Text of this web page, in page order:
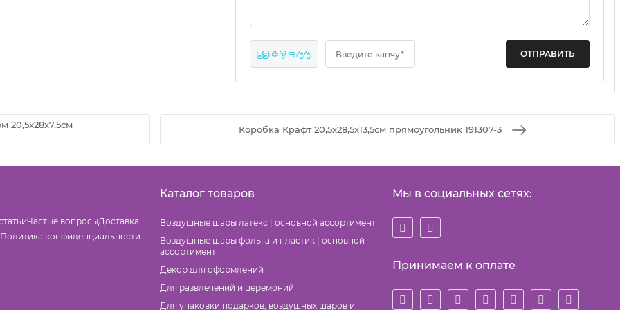
39 + ? = 44 Введите капчу*
20,5х28х7,5см Коробка Крафт 20,5х28,5х13,5см прямоугольник 191307-3
Частые вопросыДоставка
Политика конфиденциальности
Каталог товаров
Воздушные шары латекс | основной ассортимент
Воздушные шары фольга и пластик | основной
ассортимент
Декор для оформлений
Для развлечений и церемоний
Для упаковки подарков, воздушных шаров и
Мы в социальных сетях:
Принимаем к оплате